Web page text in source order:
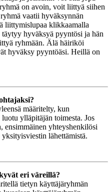
on avoin, voit liittyä siihen
vaatii hyväksynnän
liittymislupaa klikkaamalla
hyväksyä pyyntösi ja hän
ryhmään. Älä häiriköi
hyväksy pyyntöäsi. Heillä on
määritelty, kun
ylläpitäjän toimesta. Jos
ensimmäinen yhteyshenkilösi
lähettämistä.
eri väreillä?
tietyn käyttäjäryhmän